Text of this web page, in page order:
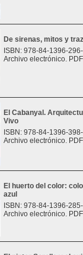
De sirenas, mitos y
ISBN: 978-84-1396-
Archivo electrónico.
El Cabanyal.
Vivo
ISBN: 978-84-1396-
Archivo electrónico.
El huerto del color:
azul
ISBN: 978-84-1396-
Archivo electrónico.